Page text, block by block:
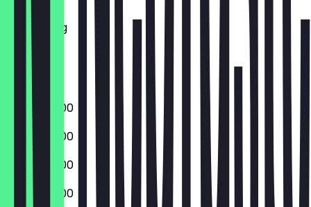
Woensdag
Donderdag
Vrijdag
Zaterdag
Zondag
08:00 - 18:00
08:00 - 18:00
08:00 - 18:00
08:00 - 18:00